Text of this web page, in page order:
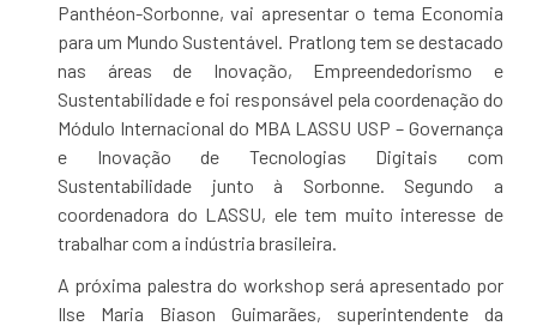
Panthéon-Sorbonne, vai apresentar o tema Economia
para um Mundo Sustentável. Pratlong tem se destacado
nas áreas de Inovação, Empreendedorismo e
Sustentabilidade e foi responsável pela coordenação do
Módulo Internacional do MBA LASSU USP – Governança
e Inovação de Tecnologias Digitais com
Sustentabilidade junto à Sorbonne. Segundo a
coordenadora do LASSU, ele tem muito interesse de
trabalhar com a indústria brasileira.
A próxima palestra do workshop será apresentado por
Ilse Maria Biason Guimarães, superintendente da